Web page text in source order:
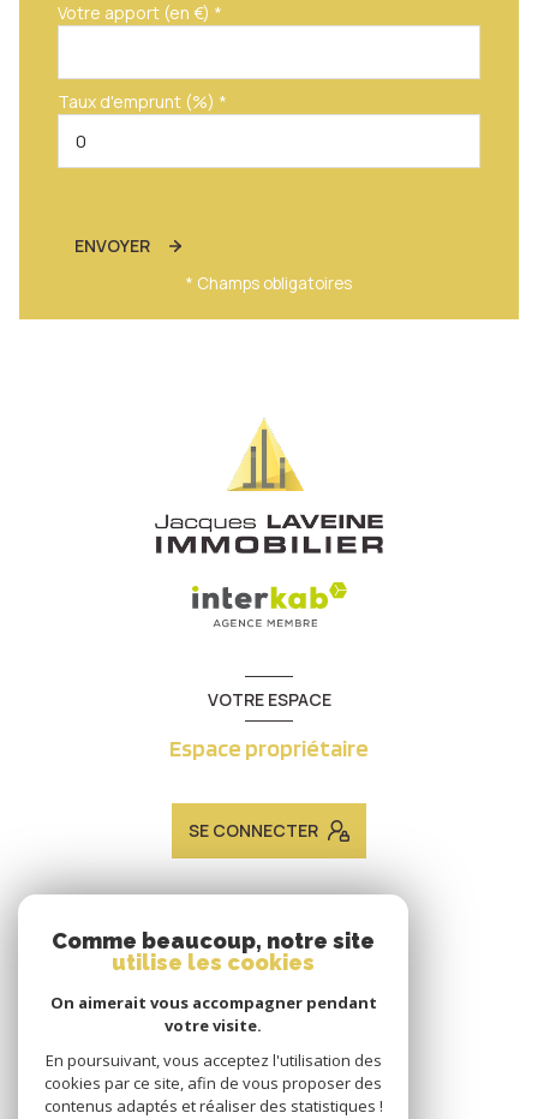
Votre apport (en €) *
Taux d'emprunt (%) *
ENVOYER
* Champs obligatoires
VOTRE ESPACE
Espace propriétaire
SE CONNECTER
ADHÉRENTS
Nous adhérons
Comme beaucoup, notre site
utilise les cookies
On aimerait vous accompagner pendant
votre visite.
En poursuivant, vous acceptez l'utilisation des
cookies par ce site, afin de vous proposer des
contenus adaptés et réaliser des statistiques !